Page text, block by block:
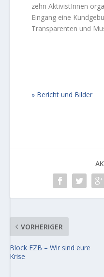
zehn AktivistInnen
Eingang eine
Transparenten und
Bericht und Bilder
VORHERIGER
Block EZB – Wir sind eure
Krise